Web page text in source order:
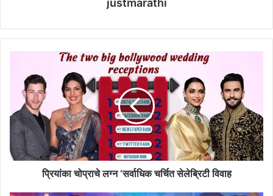
justmarathi
प्रा
चे
ल
‘
प्रियांका चोप्राचे लग्न ‘सर्वाधिक चर्चित सेलेब्रिटी विवाह